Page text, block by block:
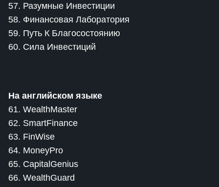
57. Разумные Инвестиции
58. Финансовая Лаборатория
59. Путь К Благосостоянию
60. Сила Инвестиций
На английском языке
61. WealthMaster
62. SmartFinance
63. FinWise
64. MoneyPro
65. CapitalGenius
66. WealthGuard